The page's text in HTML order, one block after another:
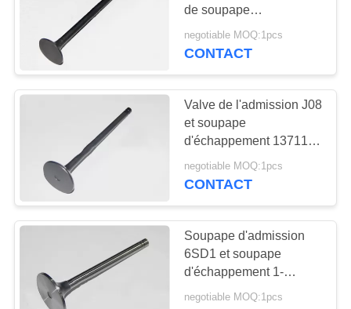
vilebrequin de
moteur diesel
du moteur diesel
de soupape
d'échappement la mini
partie C6.4 8H7097
negotiable MOQ:1pcs
CONTACT
Valve de l'admission J08
et soupape
d'échappement 13711-
1830 13711-1730
couleurs noires ou
negotiable MOQ:1pcs
CONTACT
Soupape d'admission
6SD1 et soupape
d'échappement 1-
12551-089-0 1-12552-
negotiable MOQ:1pcs